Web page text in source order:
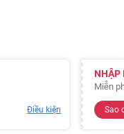
Điều kiện
NHẬP
Miễn
Sao